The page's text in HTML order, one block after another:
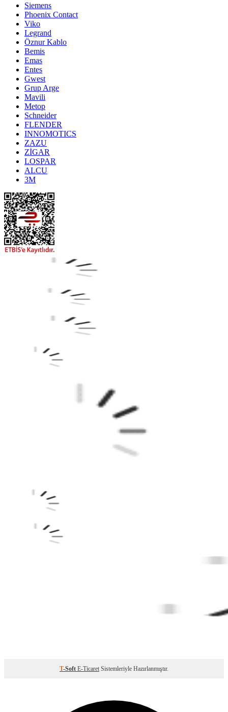
Siemens
Phoenix Contact
Viko
Legrand
Öznur Kablo
Bemis
Emas
Entes
Gwest
Grup Arge
Mavili
Metop
Schneider
FLENDER
INNOMOTICS
ZAZU
ZİGAR
LOSPAR
ALCU
3M
T-Soft E-Ticaret Sistemleriyle Hazırlanmıştır.